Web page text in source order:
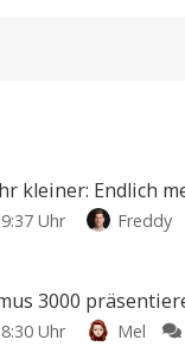
kleiner: Endlich
Uhr Freddy
3000
Uhr Mel